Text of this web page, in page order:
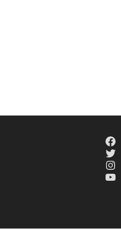
Facebook
Twitter
Instagram
YouTube